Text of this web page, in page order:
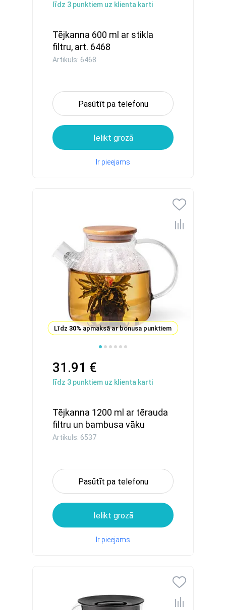
līdz 3 punktiem uz klienta karti
Tējkanna 600 ml ar stikla
filtru, art. 6468
Artikuls: 6468
Pasūtīt pa telefonu
Ielikt grozā
Ir pieejams
Līdz 30% apmaksā ar bonusa punktiem
31.91 €
līdz 3 punktiem uz klienta karti
Tējkanna 1200 ml ar tērauda
filtru un bambusa vāku
Artikuls: 6537
Pasūtīt pa telefonu
Ielikt grozā
Ir pieejams